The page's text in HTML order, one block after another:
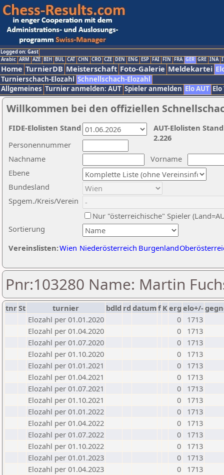
Logged on: Gast
Arabic ARM AZE BIH BUL CAT CHN CRO CZE DEN ENG ESP FAI FIN FRA GER GRE INA
Home TurnierDB Meisterschaft Foto-Galerie Meldekartei
Turnierschach-Elozahl Schnellschach-Elozahl
Allgemeines Turnier anmelden: AUT Spieler anmelden Elo AUT
Willkommen bei den offiziellen
Nachname
Vorname
Ebene
Sortierung
Personennummer
Bundesland
Spgem./Kreis/Verein
Nur "österreichische" Spieler
Vereinslisten:Wien Niederösterreich Burgenland
AUT-Elolisten
2.226
FIDE-Elolisten Stand
Pnr:103280 Name: Martin
tnrSt turnier bdld rd datumf Kerg elo+/-
Elozahl per 01.01.2020
0
1713
Elozahl per 01.04.2020
0
1713
Elozahl per 01.07.2020
0
1713
Elozahl per 01.10.2020
0
1713
Elozahl per 01.01.2021
0
1713
Elozahl per 01.04.2021
0
1713
Elozahl per 01.07.2021
0
1713
Elozahl per 01.10.2021
0
1713
Elozahl per 01.01.2022
0
1713
Elozahl per 01.04.2022
0
1713
Elozahl per 01.07.2022
0
1713
Elozahl per 01.10.2022
0
1713
Elozahl per 01.01.2023
0
1713
Elozahl per 01.04.2023
0
1713